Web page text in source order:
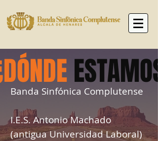
ESTAMOS?
Banda Sinfónica Complutense
I.E.S. Antonio Machado
(antigua Universidad Laboral)